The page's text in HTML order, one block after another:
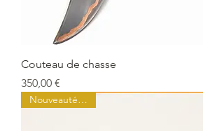
Couteau de chasse
Prix
350,00 €
Nouveauté Juillet